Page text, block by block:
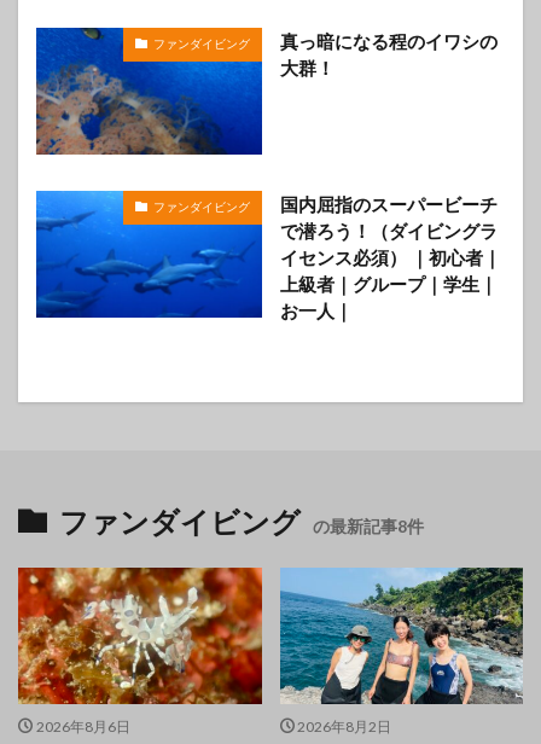
ファンダイビング
真っ暗になる程のイワシの
大群！
ファンダイビング
国内屈指のスーパービーチ
で潜ろう！（ダイビングラ
イセンス必須） ｜初心者｜
上級者｜グループ｜学生｜
お一人｜
ファンダイビング の最新記事8件
2026年8月6日 2026年8月2日